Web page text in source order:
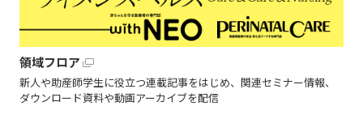
領域フロア
新人や助産師学生に役立つ連載記事をはじめ、関連セミナー情報、
ダウンロード資料や動画アーカイブを配信